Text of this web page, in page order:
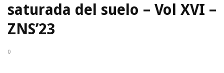
saturada del suelo – Vol XVI –
ZNS’23
0